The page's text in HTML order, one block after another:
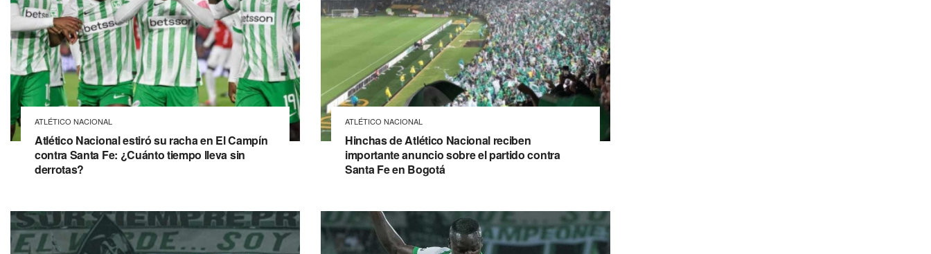
ATLÉTICO NACIONAL
Atlético Nacional estiró su racha en El Campín
contra Santa Fe: ¿Cuánto tiempo lleva sin
derrotas?
ATLÉTICO NACIONAL
Hinchas de Atlético Nacional reciben
importante anuncio sobre el partido contra
Santa Fe en Bogotá